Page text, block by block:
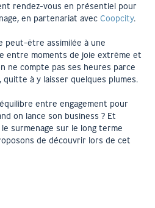
rendez-vous en présentiel pour
en partenariat avec Coopcity.
peut-être assimilée à une
entre moments de joie extrême et
ne compte pas ses heures parce
à y laisser quelques plumes.
entre engagement pour
on lance son business ? Et
surmenage sur le long terme
de découvrir lors de cet